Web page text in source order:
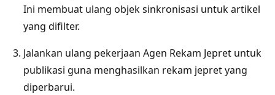
Ini membuat ulang objek sinkronisasi untuk artikel
yang difilter.
Jalankan ulang pekerjaan Agen Rekam Jepret untuk
publikasi guna menghasilkan rekam jepret yang
diperbarui.